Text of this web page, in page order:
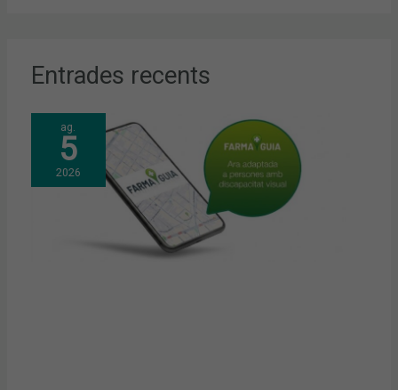
Entrades recents
ag.
5
2026